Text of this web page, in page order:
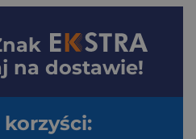
na dostawie!